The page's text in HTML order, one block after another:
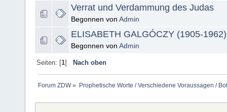
Verrat und Verdammung des Judas
Begonnen von Admin
ELISABETH GALGÓCZY (1905-1962)
Begonnen von Admin
Seiten: [1] Nach oben
Forum ZDW» Prophetische Worte / Verschiedene Voraussagen /